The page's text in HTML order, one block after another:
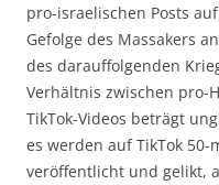
pro-israelischen Posts
Gefolge des Massakers
des darauffolgenden
Verhältnis zwischen pro-
TikTok-Videos beträgt
es werden auf TikTok 50-
veröffentlicht und gelikt,